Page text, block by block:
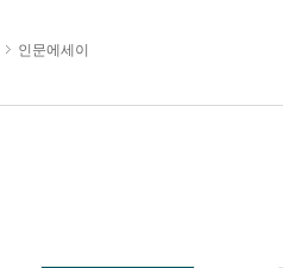
인문에세이